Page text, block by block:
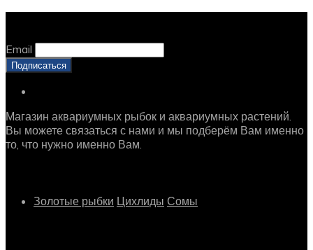
Email
Магазин аквариумных рыбок и аквариумных растений.
Вы можете связаться с нами и мы подберём Вам именно
то, что нужно именно Вам.
Золотые рыбки Цихлиды Сомы